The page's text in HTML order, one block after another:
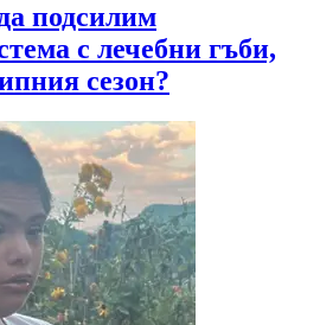
подсилим
с лечебни гъби,
сезон?